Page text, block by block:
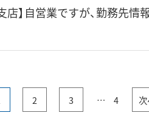
店】自営業ですが、勤務先情
2 3 4